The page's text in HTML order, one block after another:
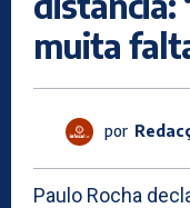
muita
por
Paulo Rocha